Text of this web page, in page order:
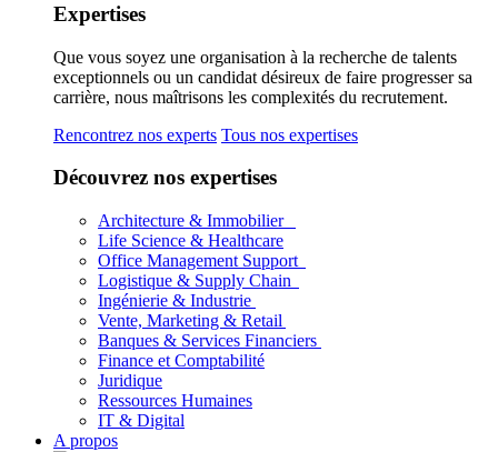
Expertises
Que vous soyez une organisation à la recherche de talents
exceptionnels ou un candidat désireux de faire progresser sa
carrière, nous maîtrisons les complexités du recrutement.
Rencontrez nos experts Tous nos expertises
Découvrez nos expertises
Architecture & Immobilier
Life Science & Healthcare
Office Management Support
Logistique & Supply Chain
Ingénierie & Industrie
Vente, Marketing & Retail
Banques & Services Financiers
Finance et Comptabilité
Juridique
Ressources Humaines
IT & Digital
A propos